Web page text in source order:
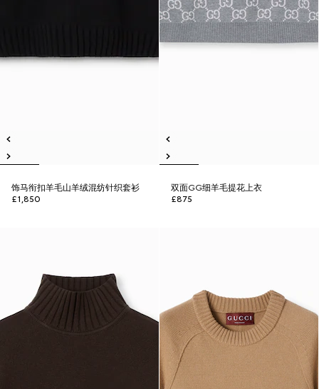
饰马衔扣羊毛山羊绒混纺针织套衫
£1,850
双面GG细羊毛提花上衣
£875